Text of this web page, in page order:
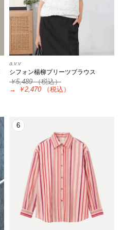
a.v.v
シフォン楊柳プリーツブラウス
￥5,489（税込）
→
￥2,470 （税込）
6